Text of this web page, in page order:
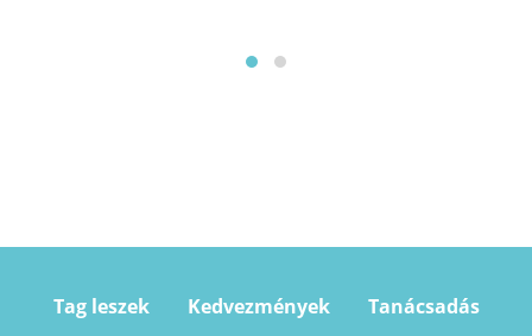
Tag leszek Kedvezmények
Tanácsadás